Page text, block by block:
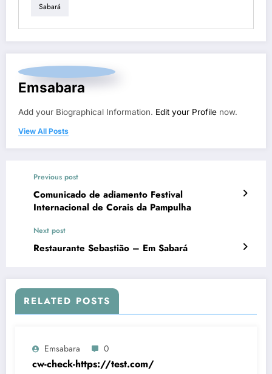
Sabará
Emsabara
Add your Biographical Information. Edit your Profile now.
View All Posts
Previous post
Comunicado de adiamento Festival
Internacional de Corais da Pampulha
Next post
Restaurante Sebastião – Em Sabará
RELATED POSTS
Emsabara 0
cw-check-https://test.com/